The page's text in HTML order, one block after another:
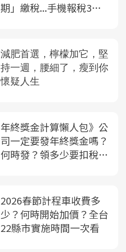
期」繳稅...手機報稅3大
年終獎金計算懶人包》公
司一定要發年終獎金嗎？
何時發？領多少要扣稅？
2026春節計程車收費多
少？何時開始加價？全台
22縣市實施時間一次看